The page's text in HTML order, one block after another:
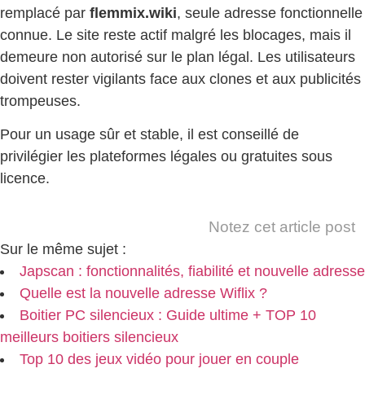
remplacé par flemmix.wiki, seule adresse fonctionnelle
connue. Le site reste actif malgré les blocages, mais il
demeure non autorisé sur le plan légal. Les utilisateurs
doivent rester vigilants face aux clones et aux publicités
trompeuses.
Pour un usage sûr et stable, il est conseillé de
privilégier les plateformes légales ou gratuites sous
licence.
Notez cet article post
Sur le même sujet :
Japscan : fonctionnalités, fiabilité et nouvelle adresse
Quelle est la nouvelle adresse Wiflix ?
Boitier PC silencieux : Guide ultime + TOP 10
meilleurs boitiers silencieux
Top 10 des jeux vidéo pour jouer en couple